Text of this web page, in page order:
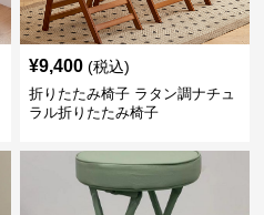
¥9,400 (税込)
折りたたみ椅子 ラタン調ナチュ
ラル折りたたみ椅子